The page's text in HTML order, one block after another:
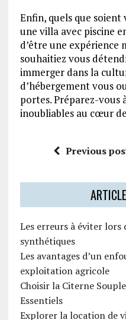
Enfin, quels que soient
une villa avec piscine
d’être une expérience
souhaitiez vous
immerger dans la
d’hébergement vous
portes. Préparez-vous
inoubliables au cœur
Previous
Les erreurs à éviter
synthétiques
Les avantages d’un
exploitation agricole
Choisir la Citerne
Essentiels
Explorer la location de